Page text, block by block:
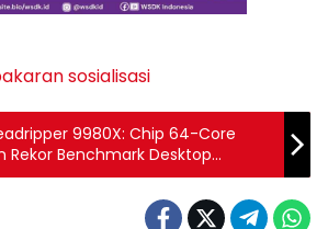
sosialisasi
9980X: Chip 64-Core
Rekor Benchmark Desktop
USD 5.198